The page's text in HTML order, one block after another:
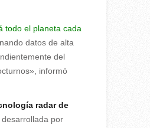
todo el planeta cada
datos de alta
del
informó
radar de
por